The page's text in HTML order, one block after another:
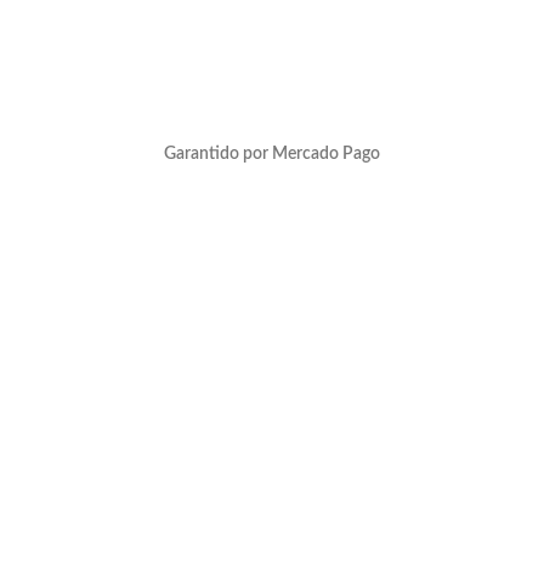
Garantido por Mercado Pago